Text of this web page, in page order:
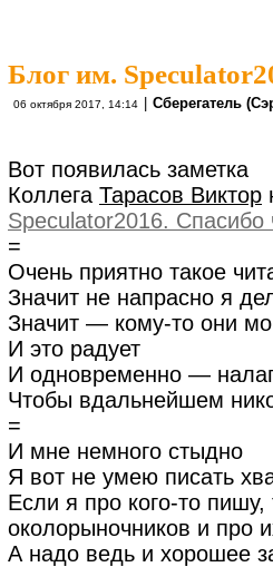
Блог им.
06 октября 2017, 14:14 | Сберегатель
Вот появилась заметка
Коллега Тарасов Виктор
Speculator2016. Спасибо
=
Очень приятно такое
Значит не напрасно я
Значит — кому-то они
И это радует
И одновременно —
Чтобы вдальнейшем
=
И мне немного стыдно
Я вот не умею писать
Если я про кого-то
околорыночников и про
А надо ведь и хорошее